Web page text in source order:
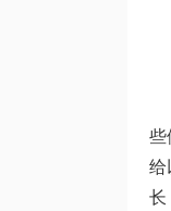
些
给
长